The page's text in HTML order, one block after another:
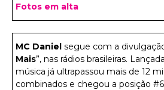
Fotos em alta
MC Daniel segue com a
Mais”, nas rádios brasileiras.
música já ultrapassou mais de 12
combinados e chegou a posição